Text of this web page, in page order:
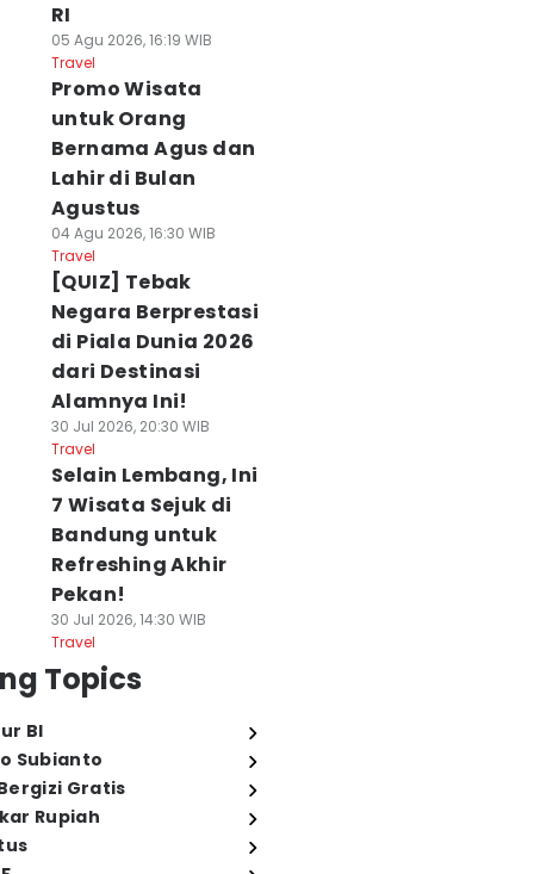
RI
05 Agu 2026, 16:19 WIB
Travel
Promo Wisata
untuk Orang
Bernama Agus dan
Lahir di Bulan
Agustus
04 Agu 2026, 16:30 WIB
Travel
[QUIZ] Tebak
Negara Berprestasi
di Piala Dunia 2026
dari Destinasi
Alamnya Ini!
30 Jul 2026, 20:30 WIB
Travel
Selain Lembang, Ini
7 Wisata Sejuk di
Bandung untuk
Refreshing Akhir
Pekan!
30 Jul 2026, 14:30 WIB
Travel
Topics
BI
Subianto
Gratis
Rupiah